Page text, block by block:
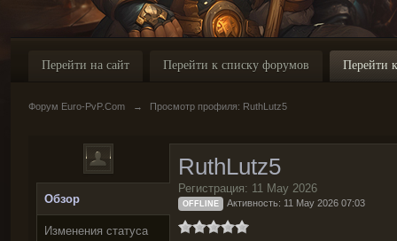
Перейти на сайт Перейти к списку форумов Перейти
Форум Euro-PvP.Com → Просмотр профиля: RuthLutz5
Обзор
Изменения статуса
RuthLutz5
Регистрация: 11 May 2026
OFFLINE Активность: 11 May 2026 07:03